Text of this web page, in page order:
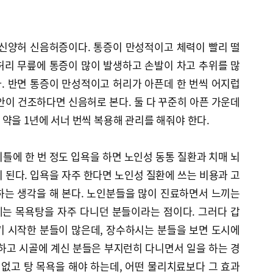
양허 신음허증이다. 통증이 만성적이고 체력이 빨리 떨
무릎에 통증이 많이 발생하고 손발이 차고 추위를 많
반면 통증이 만성적이고 허리가 아픈데 한 번씩 어지럽
건조하다면 신음허로 본다. 둘 다 꾸준히 아픈 가운데
을 1년에 서너 번씩 복용해 관리를 해줘야 한다.
에 한 번 정도 입욕을 하면 노인성 동통 질환과 치매 뇌
다. 입욕을 자주 한다면 노인성 질환에 쓰는 비용과 고
생각을 해 본다. 노인분들을 많이 진료하면서 느끼는
목욕탕을 자주 다니던 분들이라는 점이다. 그러다 갑
시작한 분들이 많은데, 장수하시는 분들을 보면 도시에
고 시골에 계신 분들은 부지런히 다니면서 일을 하는 경
고 탕 목욕을 해야 하는데, 어떤 물리치료보다 그 효과